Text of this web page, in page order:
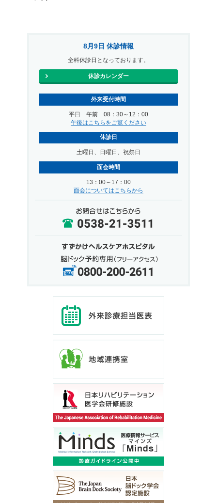
8月9日 休診情報
全科休診日となっております。
休診カレンダー
外来受付時間
平日 午前 08：30～12：00
午後はこちらをご覧ください
休診日
土曜日、日曜日、祝祭日
面会時間
13：00～17：00
面会についてはこちらから